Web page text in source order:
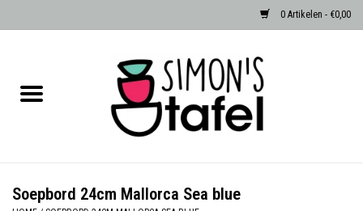
0 Artikelen - €0,00
Soepbord 24cm Mallorca Sea blue